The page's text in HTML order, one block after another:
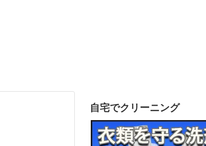
自宅でクリーニング